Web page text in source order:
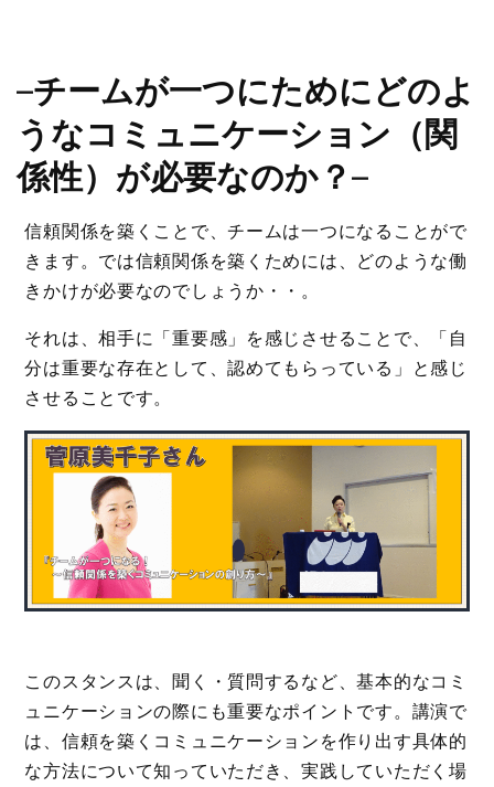
–チームが一つにためにどのよ
うなコミュニケーション（関
係性）が必要なのか？–
信頼関係を築くことで、チームは一つになることがで
きます。では信頼関係を築くためには、どのような働
きかけが必要なのでしょうか・・。
それは、相手に「重要感」を感じさせることで、「自
分は重要な存在として、認めてもらっている」と感じ
させることです。
このスタンスは、聞く・質問するなど、基本的なコミ
ュニケーションの際にも重要なポイントです。講演で
は、信頼を築くコミュニケーションを作り出す具体的
な方法について知っていただき、実践していただく場